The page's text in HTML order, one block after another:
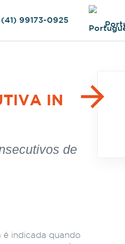
(41) 99173-0925
IN
de
indicada quando